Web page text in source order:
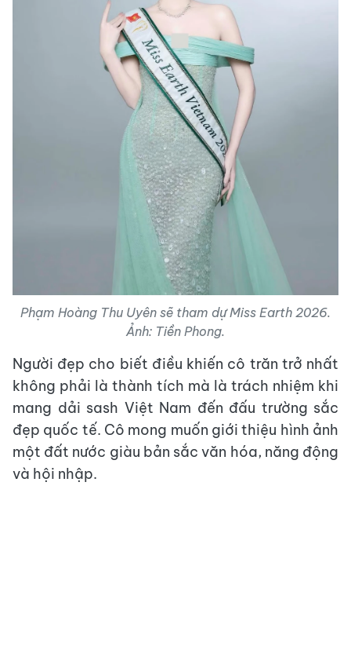
Phạm Hoàng Thu Uyên sẽ tham dự Miss Earth 2026.
Ảnh: Tiền Phong.
Người đẹp cho biết điều khiến cô trăn trở nhất
không phải là thành tích mà là trách nhiệm khi
mang dải sash Việt Nam đến đấu trường sắc
đẹp quốc tế. Cô mong muốn giới thiệu hình ảnh
một đất nước giàu bản sắc văn hóa, năng động
và hội nhập.